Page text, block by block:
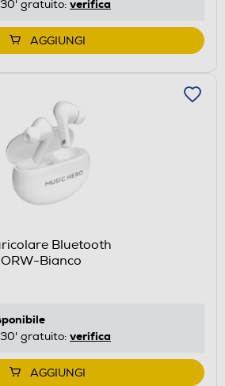
gratuito: verifica
AGGIUNGI
Bluetooth
Bianco
gratuito: verifica
AGGIUNGI